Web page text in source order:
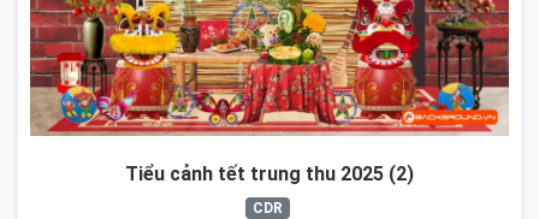
Tiểu cảnh tết trung thu 2025 (2)
CDR